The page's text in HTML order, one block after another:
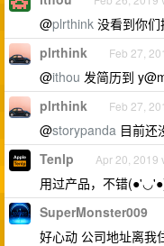
@plrthink 没看到你们
plrthink Feb 27,
@ithou 发简历到
plrthink Feb 27,
@storypanda 目前还
Tenlp Apr 20, 2019
用过产品，不错
SuperMonster009
好心动 公司地址离我